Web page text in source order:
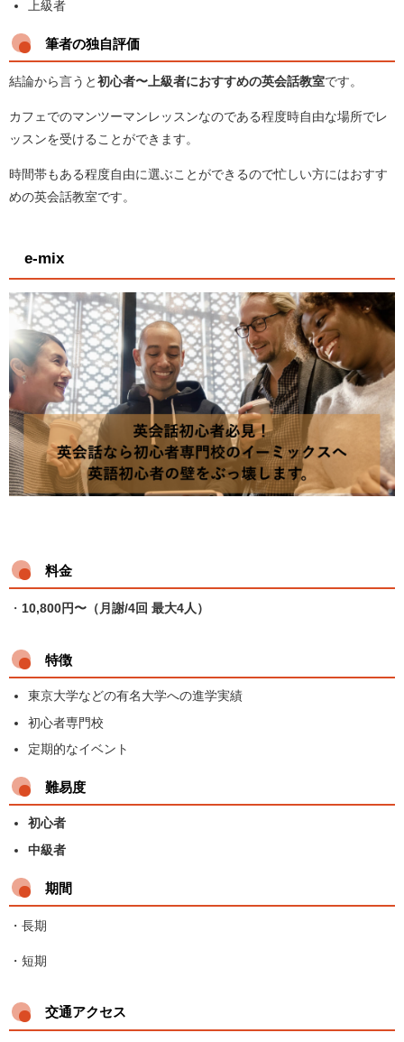
上級者
筆者の独自評価
結論から言うと 初心者〜上級者におすすめの英会話教室です。
カフェでのマンツーマンレッスンなのである程度時自由な場所でレ
ッスンを受けることができます。
時間帯もある程度自由に選ぶことができるので忙しい方にはおすす
めの英会話教室です。
e-mix
料金
・ 10,800円〜（月謝/4回 最大4人）
特徴
東京大学などの有名大学への進学実績
初心者専門校
定期的なイベント
難易度
初心者
中級者
期間
・長期
・短期
交通アクセス